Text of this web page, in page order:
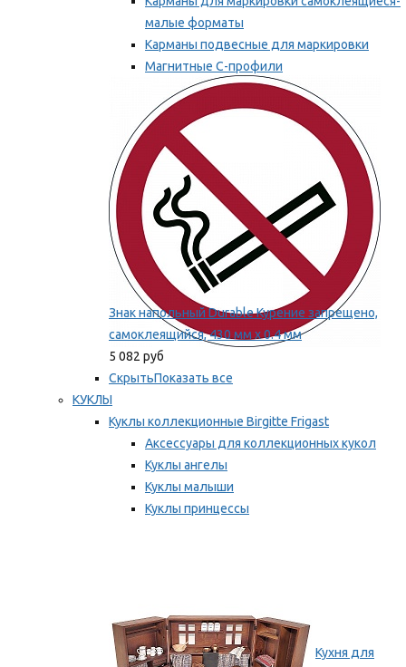
малые форматы
Карманы подвесные для маркировки
Магнитные С-профили
Напольная маркировка
Мы рекомендуем
Знак напольный Durable Курение запрещено,
самоклеящийся, 430 мм х 0.4 мм
5 082 руб
СкрытьПоказать все
КУКЛЫ
Куклы коллекционные Birgitte Frigast
Аксессуары для коллекционных кукол
Куклы ангелы
Куклы малыши
Куклы принцессы
Кухня для